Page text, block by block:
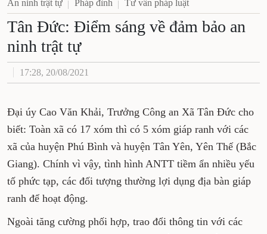
An ninh trật tự Pháp đình Tư vấn pháp luật
Tân Đức: Điểm sáng về đảm
bảo an ninh trật tự
17:28, 20/08/2021
Đại úy Cao Văn Khải, Trưởng Công an Xã Tân
Đức cho biết: Toàn xã có 17 xóm thì có 5 xóm
giáp ranh với các xã của huyện Phú Bình và
huyện Tân Yên, Yên Thế (Bắc Giang). Chính vì
vậy, tình hình ANTT tiềm ẩn nhiều yếu tố phức
tạp, các đối tượng thường lợi dụng địa bàn giáp
ranh để hoạt động.